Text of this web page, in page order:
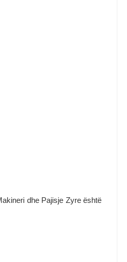
dhe Pajisje Zyre është